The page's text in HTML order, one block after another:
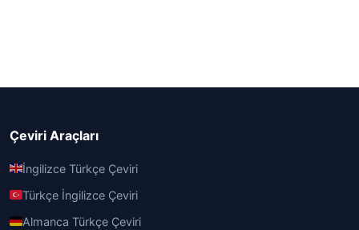
Çeviri Araçları
İngilizce Türkçe Çeviri
Türkçe İngilizce Çeviri
Almanca Türkçe Çeviri